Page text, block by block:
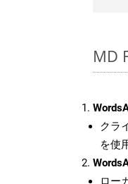
MD
クラ
を使
ロー